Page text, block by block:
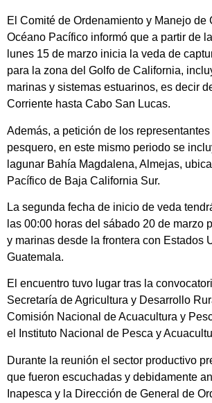
El Comité de Ordenamiento y Manejo de
Océano Pacífico informó que a partir de
lunes 15 de marzo inicia la veda de
para la zona del Golfo de California,
marinas y sistemas estuarinos, es decir
Corriente hasta Cabo San Lucas.
Además, a petición de los
pesquero, en este mismo periodo se
lagunar Bahía Magdalena, Almejas,
Pacífico de Baja California Sur.
La segunda fecha de inicio de veda
las 00:00 horas del sábado 20 de marzo
y marinas desde la frontera con Estados
Guatemala.
El encuentro tuvo lugar tras la
Secretaría de Agricultura y Desarrollo
Comisión Nacional de Acuacultura y
el Instituto Nacional de Pesca y
Durante la reunión el sector productivo
que fueron escuchadas y debidamente
Inapesca y la Dirección de General de